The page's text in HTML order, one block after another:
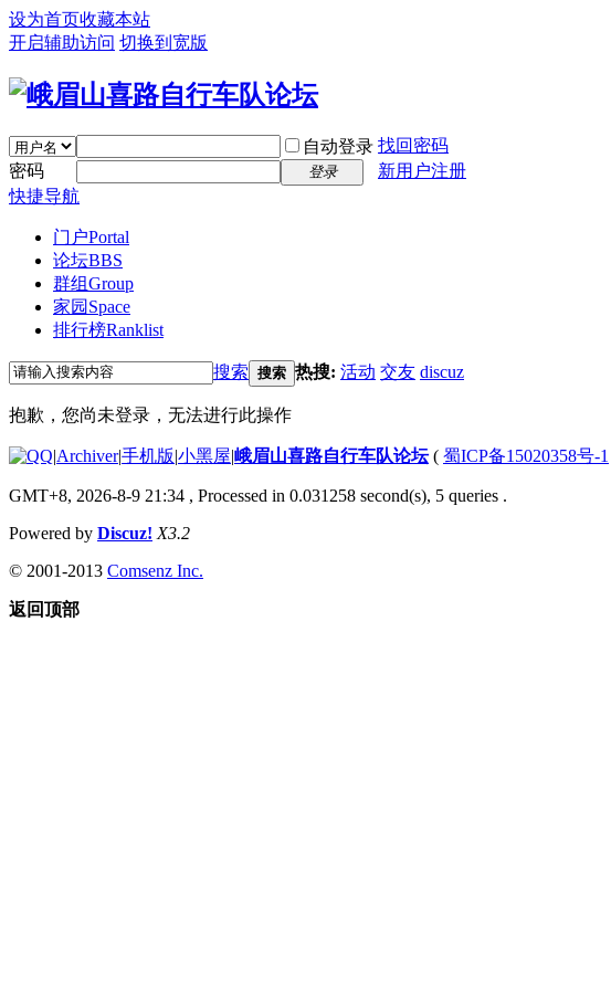
设为首页收藏本站
开启辅助访问 切换到宽版
自动登录 找回密码
密码
登录
新用户注册
快捷导航
门户Portal
论坛BBS
群组Group
家园 Space
排行榜Ranklist
搜索 搜索 热搜: 活动 交友 discuz
抱歉，您尚未登录，无法进行此操作
|Archiver|手机版|小黑屋|峨眉山喜路自行车队论坛( 蜀ICP备15020358号-1
GMT+8, 2026-8-9 21:34 , Processed in 0.031258 second(s), 5 queries .
Powered by Discuz! X3.2
© 2001-2013 Comsenz Inc.
返回顶部